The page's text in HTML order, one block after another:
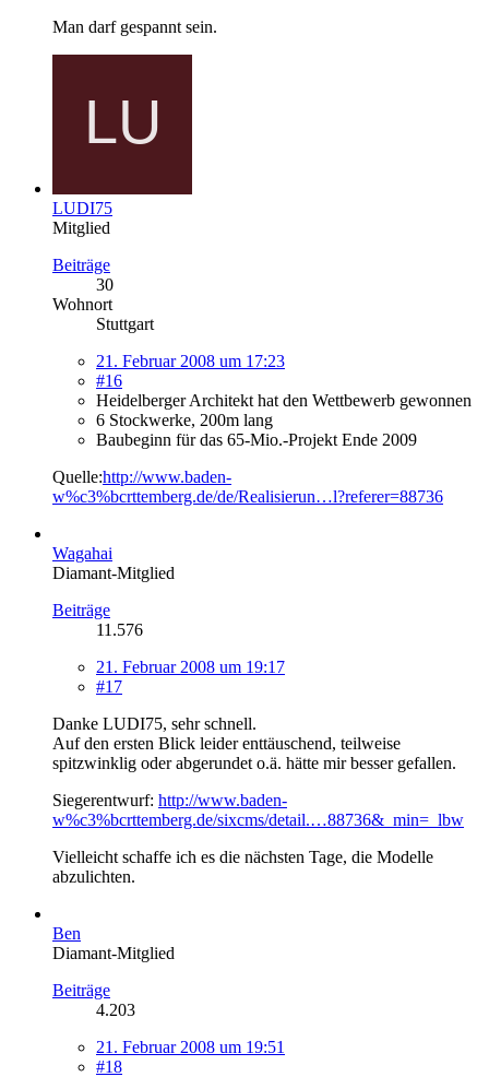
Man darf gespannt sein.
LUDI75
Mitglied
Beiträge
30
Wohnort
Stuttgart
21. Februar 2008 um 17:23
#16
Heidelberger Architekt hat den Wettbewerb gewonnen
6 Stockwerke, 200m lang
Baubeginn für das 65-Mio.-Projekt Ende 2009
Quelle:http://www.baden-
w%c3%bcrttemberg.de/de/Realisierun…l?referer=88736
Wagahai
Diamant-Mitglied
Beiträge
11.576
21. Februar 2008 um 19:17
#17
Danke LUDI75, sehr schnell.
Auf den ersten Blick leider enttäuschend, teilweise
spitzwinklig oder abgerundet o.ä. hätte mir besser gefallen.
Siegerentwurf: http://www.baden-
w%c3%bcrttemberg.de/sixcms/detail.…88736&_min=_lbw
Vielleicht schaffe ich es die nächsten Tage, die Modelle
abzulichten.
Ben
Diamant-Mitglied
Beiträge
4.203
21. Februar 2008 um 19:51
#18